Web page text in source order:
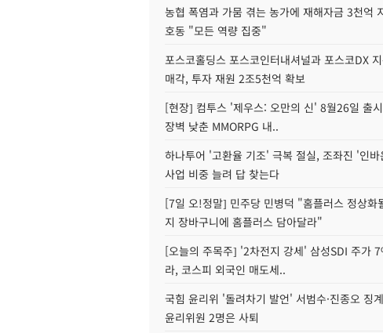
농협 폭염과 가뭄 겪는 농가에 재해자금 3천억
호동 "모든 역량 집중"
포스코홀딩스 포스코인터내셔널과 포스코DX
매각, 투자 재원 2조5천억 확보
[현장] 컴투스 '제우스: 오만의 신' 8월26일 출
장벽 낮춘 MMORPG 내..
하나투어 '고환율 기조' 극복 절실, 조좌진 '인바
사업 비중 늘려 답 찾는다
[7일 오!정말] 민주당 민병덕 "홈플러스 정상화
지 장바구니에 홈플러스 담아달라"
[오늘의 주목주] '2차전지 강세' 삼성SDI 주가
라, 코스피 외국인 매도세..
국힘 윤리위 '돌려차기 발언' 서범수·진종오 징
윤리위원 2명은 사퇴